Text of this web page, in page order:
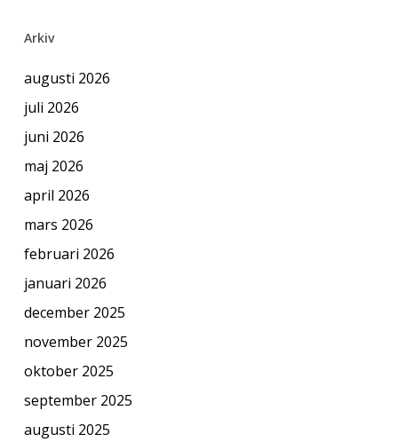
Arkiv
augusti 2026
juli 2026
juni 2026
maj 2026
april 2026
mars 2026
februari 2026
januari 2026
december 2025
november 2025
oktober 2025
september 2025
augusti 2025